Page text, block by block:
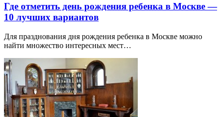
Где отметить день рождения ребенка в Москве —
10 лучших вариантов
Для празднования дня рождения ребенка в Москве можно
найти множество интересных мест…